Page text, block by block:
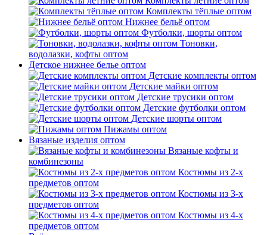
Комплекты тёплые оптом
Нижнее бельё оптом
Футболки, шорты оптом
Тоновки,
водолазки, кофты оптом
Детское нижнее белье оптом
Детские комплекты оптом
Детские майки оптом
Детские трусики оптом
Детские футболки оптом
Детские шорты оптом
Пижамы оптом
Вязаные изделия оптом
Вязаные кофты и
комбинезоны
Костюмы из 2-х
предметов оптом
Костюмы из 3-х
предметов оптом
Костюмы из 4-х
предметов оптом